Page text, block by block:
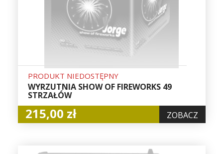
PRODUKT NIEDOSTĘPNY
WYRZUTNIA SHOW OF FIREWORKS 49
STRZAŁÓW
215,00 zł ZOBACZ